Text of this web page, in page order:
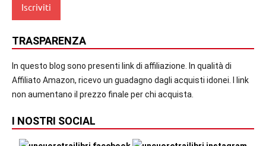
TRASPARENZA
In questo blog sono presenti link di affiliazione. In qualità di
Affiliato Amazon, ricevo un guadagno dagli acquisti idonei. I link
non aumentano il prezzo finale per chi acquista.
I NOSTRI SOCIAL